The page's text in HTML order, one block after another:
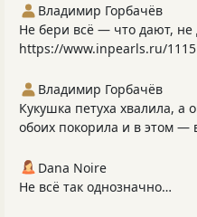
Владимир Горбачёв
Не бери всё — что дают, не
https://www.inpearls.ru/
Владимир Горбачёв
Кукушка петуха хвалила, а
обоих покорила и в этом —
Dana Noire
Не всё так однозначно…